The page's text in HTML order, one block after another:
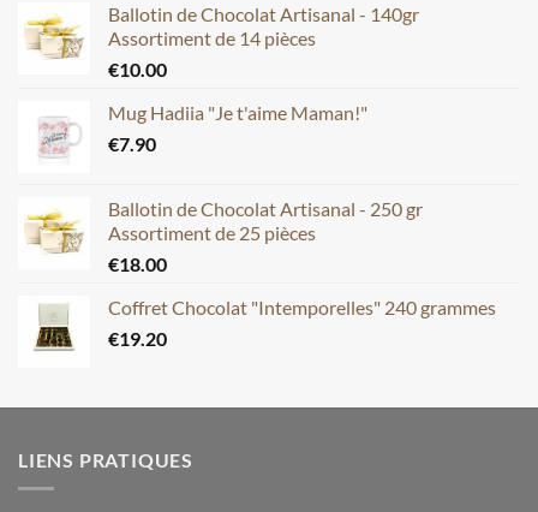
Ballotin de Chocolat Artisanal - 140gr
Assortiment de 14 pièces
€10.00
Mug Hadiia "Je t'aime Maman!"
€7.90
Ballotin de Chocolat Artisanal - 250 gr
Assortiment de 25 pièces
€18.00
Coffret Chocolat "Intemporelles" 240 grammes
€19.20
LIENS PRATIQUES